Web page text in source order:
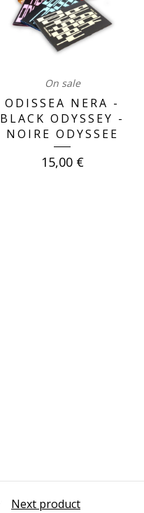
On sale
ODISSEA NERA -
BLACK ODYSSEY -
NOIRE ODYSSEE
15,00 €
Next product